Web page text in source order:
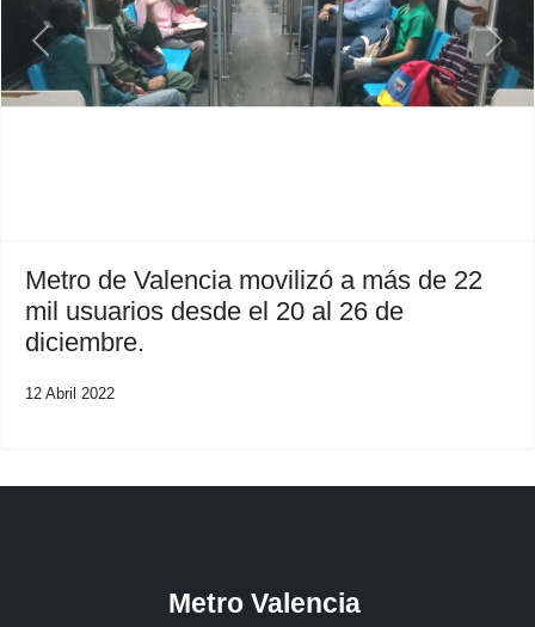
Previous Next
Metro de Valencia movilizó a más de 22
mil usuarios desde el 20 al 26 de
diciembre.
12 Abril 2022
Metro Valencia